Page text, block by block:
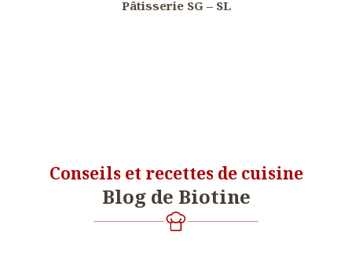
Pâtisserie SG – SL
Conseils et recettes de cuisine
Blog de Biotine